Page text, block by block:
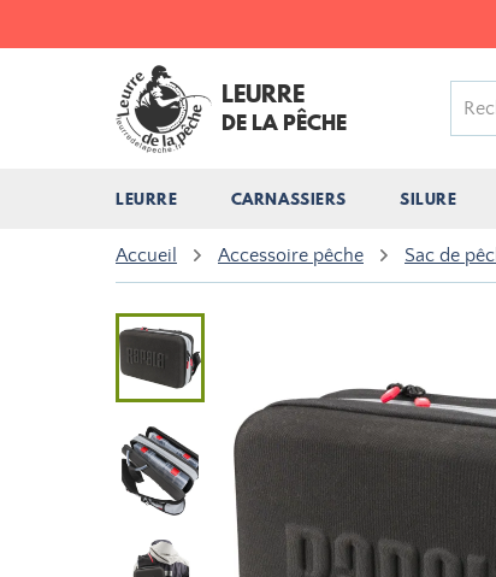
LEURRE
DE LA PÊCHE
LEURRE CARNASSIERS SILURE
Accueil Accessoire pêche Sac de